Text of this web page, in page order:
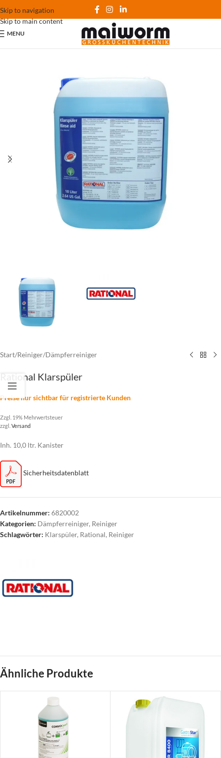
Skip to navigation
Skip to main content
MENU
Start/Reiniger/Dämpferreiniger
Rational Klarspüler
Preise nur sichtbar für registrierte Kunden
Zzgl. 19% Mehrwertsteuer
zzgl. Versand
Inh. 10,0 ltr. Kanister
Sicherheitsdatenblatt
Artikelnummer: 6820002
Kategorien: Dämpferreiniger, Reiniger
Schlagwörter: Klarspüler, Rational, Reiniger
Ähnliche Produkte